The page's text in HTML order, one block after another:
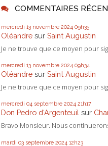
COMMENTAIRES
mercredi 13 novembre 2024 09h35
Oléandre sur Saint Augustin
Je ne trouve que ce moyen pour
mercredi 13 novembre 2024 09h34
Oléandre sur Saint Augustin
Je ne trouve que ce moyen pour
mercredi 04 septembre 2024 21h17
Don Pedro d‘Argenteuil sur
Bravo Monsieur. Nous
mardi 03 septembre 2024 12h23